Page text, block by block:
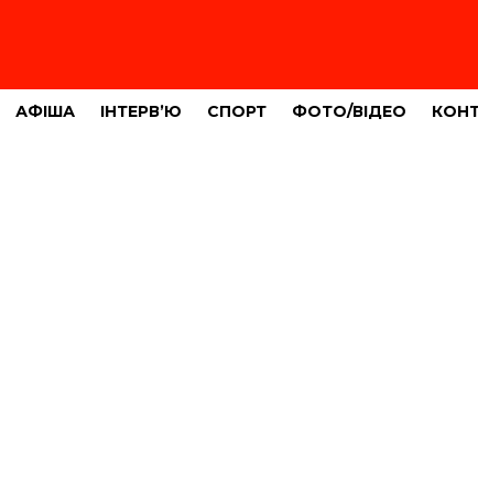
АФІША ІНТЕРВ’Ю СПОРТ ФОТО/ВІДЕО